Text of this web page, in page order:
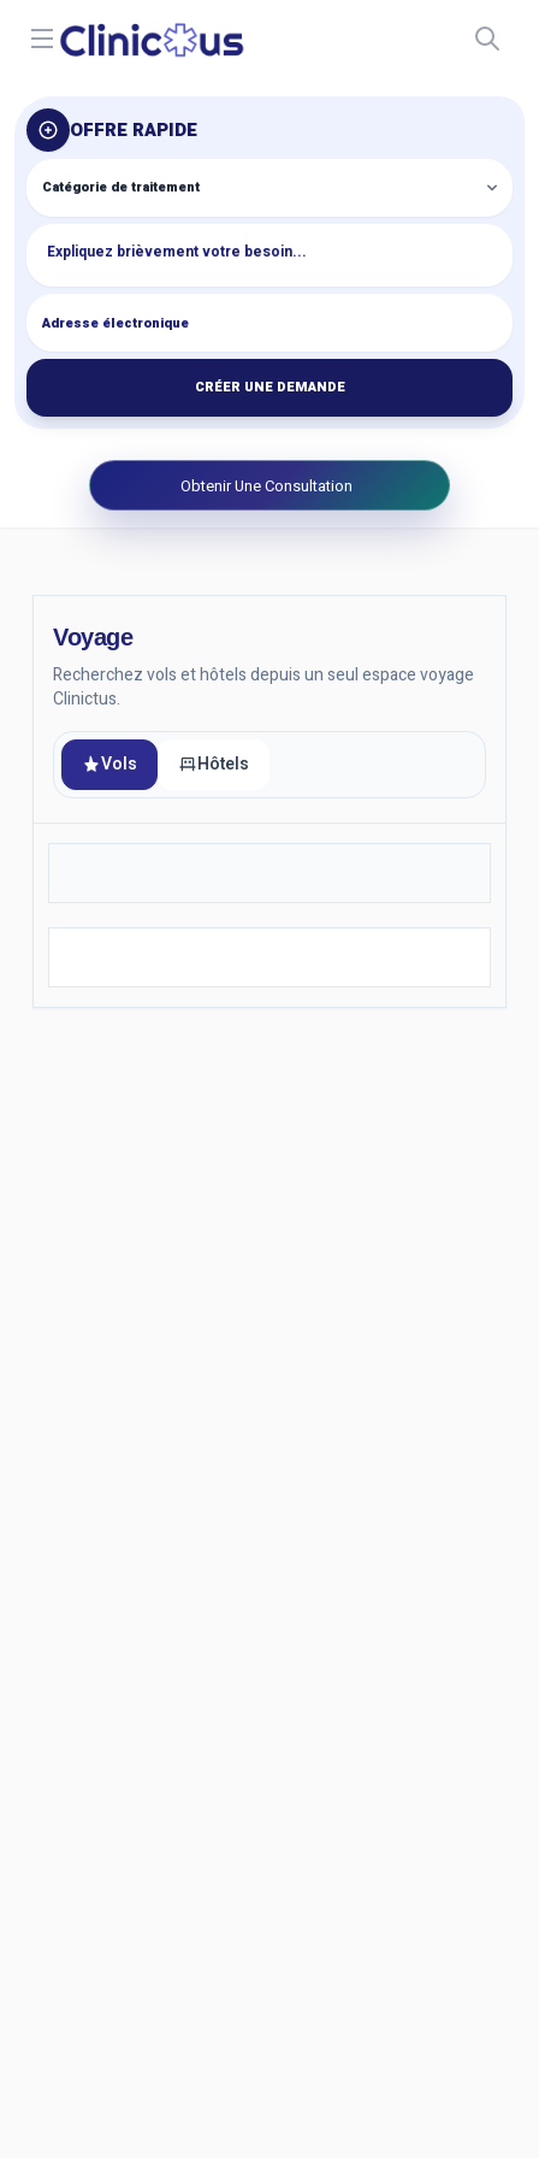
Open menu
OFFRE RAPIDE
CRÉER UNE DEMANDE
Obtenir Une Consultation
Voyage
Recherchez vols et hôtels depuis un seul espace voyage
Clinictus.
Vols Hôtels